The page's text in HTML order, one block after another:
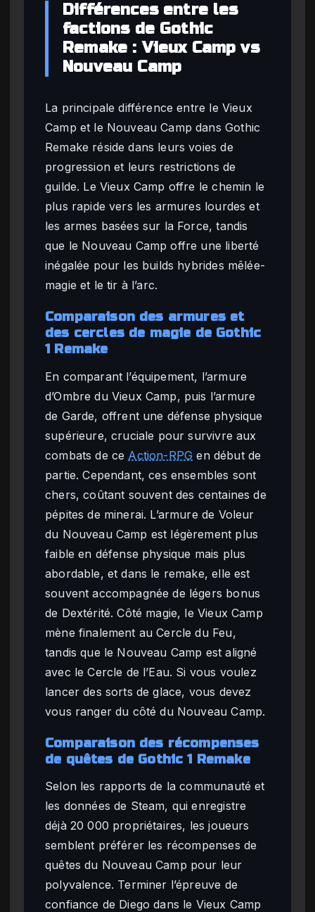
Différences entre les
factions de Gothic
Remake : Vieux Camp vs
Nouveau Camp
La principale différence entre le Vieux
Camp et le Nouveau Camp dans Gothic
Remake réside dans leurs voies de
progression et leurs restrictions de
guilde. Le Vieux Camp offre le chemin le
plus rapide vers les armures lourdes et
les armes basées sur la Force, tandis
que le Nouveau Camp offre une liberté
inégalée pour les builds hybrides mêlée-
magie et le tir à l’arc.
Comparaison des armures et
des cercles de magie de Gothic
1 Remake
En comparant l’équipement, l’armure
d’Ombre du Vieux Camp, puis l’armure
de Garde, offrent une défense physique
supérieure, cruciale pour survivre aux
combats de ce Action-RPG en début de
partie. Cependant, ces ensembles sont
chers, coûtant souvent des centaines de
pépites de minerai. L’armure de Voleur
du Nouveau Camp est légèrement plus
faible en défense physique mais plus
abordable, et dans le remake, elle est
souvent accompagnée de légers bonus
de Dextérité. Côté magie, le Vieux Camp
mène finalement au Cercle du Feu,
tandis que le Nouveau Camp est aligné
avec le Cercle de l’Eau. Si vous voulez
lancer des sorts de glace, vous devez
vous ranger du côté du Nouveau Camp.
Comparaison des récompenses
de quêtes de Gothic 1 Remake
Selon les rapports de la communauté et
les données de Steam, qui enregistre
déjà 20 000 propriétaires, les joueurs
semblent préférer les récompenses de
quêtes du Nouveau Camp pour leur
polyvalence. Terminer l’épreuve de
confiance de Diego dans le Vieux Camp